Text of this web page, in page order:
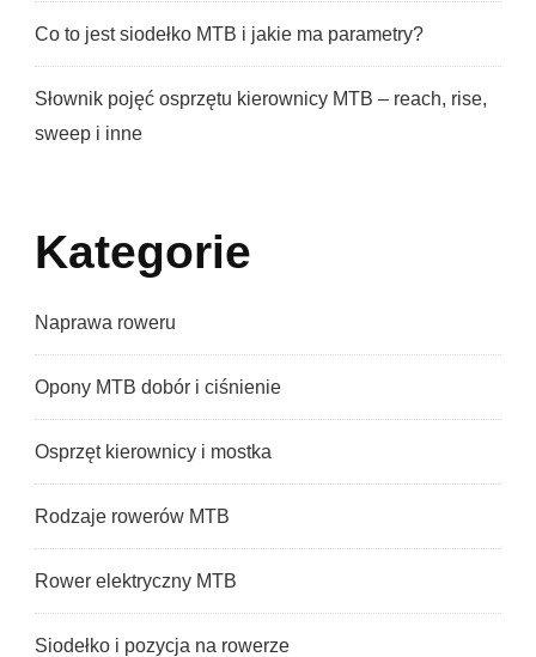
Co to jest siodełko MTB i jakie ma parametry?
Słownik pojęć osprzętu kierownicy MTB – reach, rise,
sweep i inne
Kategorie
Naprawa roweru
Opony MTB dobór i ciśnienie
Osprzęt kierownicy i mostka
Rodzaje rowerów MTB
Rower elektryczny MTB
Siodełko i pozycja na rowerze